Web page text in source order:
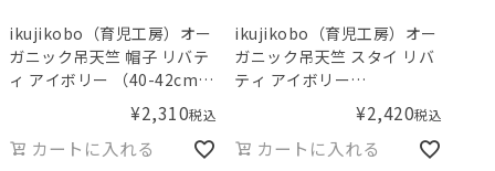
ikujikobo（育児工房）オー
ガニック吊天竺 帽子 リバテ
ィ アイボリー （40-42cm）
Michelle（ミシェル）
¥2,310税込
カートに入れる
ikujikobo（育児工房）オー
ガニック吊天竺 スタイ リバ
ティ アイボリー
Michelle（ミシェル）
¥2,420税込
カートに入れる